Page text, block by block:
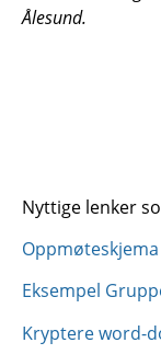
Ålesund.
Nyttige lenker
Oppmøteskjema
Eksempel
Kryptere word-